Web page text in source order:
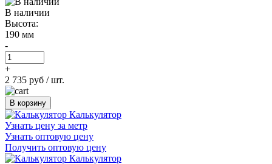
В наличии
Высота:
190 мм
-
+
2 735 руб / шт.
В корзину
Калькулятор
Узнать цену за метр
Узнать оптовую цену
Получить оптовую цену
Калькулятор